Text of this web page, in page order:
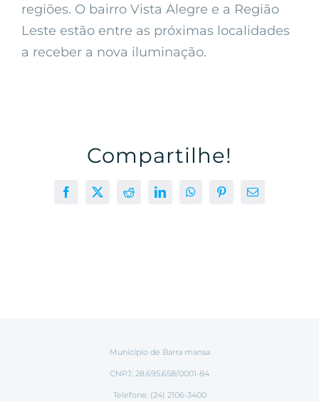
regiões. O bairro Vista Alegre e a Região
Leste estão entre as próximas localidades
a receber a nova iluminação.
Compartilhe!
Facebook
X RedditLinkedInWhatsAppPinterest
E-
Município de Barra mansa
CNPJ: 28.695.658/0001-84
Telefone: (24) 2106-3400